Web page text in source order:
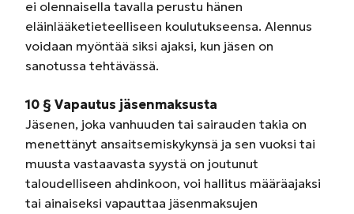
ei olennaisella tavalla perustu hänen
eläinlääketieteelliseen koulutukseensa. Alennus
voidaan myöntää siksi ajaksi, kun jäsen on
sanotussa tehtävässä.
10 § Vapautus jäsenmaksusta
Jäsenen, joka vanhuuden tai sairauden takia on
menettänyt ansaitsemiskykynsä ja sen vuoksi tai
muusta vastaavasta syystä on joutunut
taloudelliseen ahdinkoon, voi hallitus määräajaksi
tai ainaiseksi vapauttaa jäsenmaksujen